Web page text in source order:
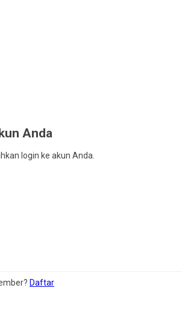
Anda
login ke akun Anda.
Daftar